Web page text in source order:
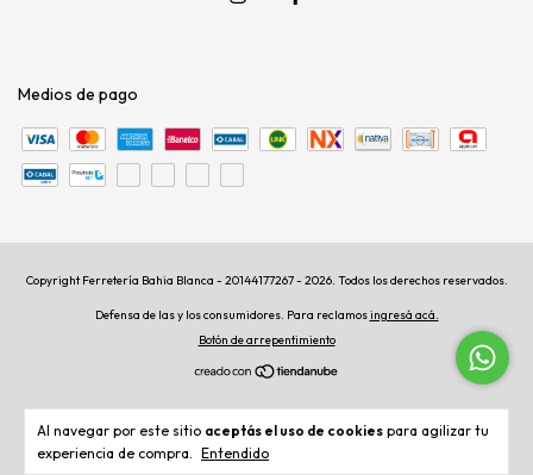
Al navegar por este sitio aceptás el uso de cookies para agilizar tu
experiencia de compra. Entendido
Medios de pago
Copyright Ferretería Bahia Blanca - 20144177267 - 2026. Todos los derechos reservados.
Defensa de las y los consumidores. Para reclamosingresá acá.
Botón de arrepentimiento